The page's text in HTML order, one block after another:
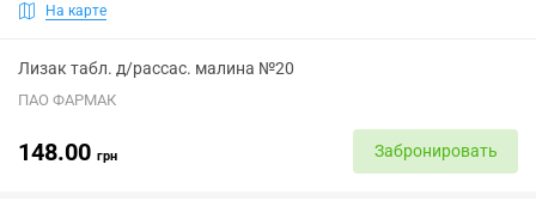
На карте
Лизак табл. д/рассас. малина №20
ПАО ФАРМАК
148.00 грн Забронировать